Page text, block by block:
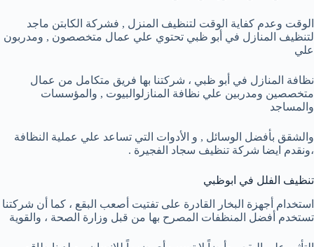
الوقت وعدم كفاية الوقت لتنظيف المنزل , فشركة الكابتن ماجد
لتنظيف المنازل في أبو ظبي تحتوي علي عمال متخصصون , ومدربون
علي
نظافة المنازل في أبو ظبي ، شركتنا بها فريق متكامل من عمال
متخصصين ومدربين علي نظافة المنازلوالبيوت , والمؤسسات
والمساجد
والشقق بأفضل الوسائل , و الأدوات التي تساعد علي عملية النظافة
،ونقدم ايضا شركة تنظيف سجاد الفجيرة .
تنظيف الفلل في ابوظبي
استخدام أجهزة البخار القادرة على تفتيت أصعب البقع ، كما أن شركتنا
تستخدم أفضل المنظفات المصرح بها من قبل وزارة الصحة ، والقوية